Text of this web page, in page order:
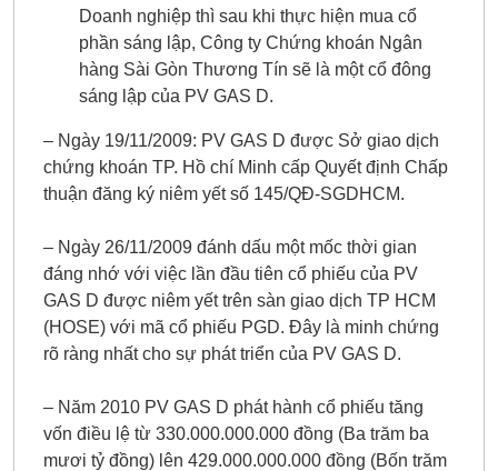
Doanh nghiệp thì sau khi thực hiện mua cổ
phần sáng lập, Công ty Chứng khoán Ngân
hàng Sài Gòn Thương Tín sẽ là một cổ đông
sáng lập của PV GAS D.
– Ngày 19/11/2009: PV GAS D được Sở giao dịch
chứng khoán TP. Hồ chí Minh cấp Quyết định Chấp
thuận đăng ký niêm yết số 145/QĐ-SGDHCM.
– Ngày 26/11/2009 đánh dấu một mốc thời gian
đáng nhớ với việc lần đầu tiên cổ phiếu của PV
GAS D được niêm yết trên sàn giao dịch TP HCM
(HOSE) với mã cổ phiếu PGD. Đây là minh chứng
rõ ràng nhất cho sự phát triển của PV GAS D.
– Năm 2010 PV GAS D phát hành cổ phiếu tăng
vốn điều lệ từ 330.000.000.000 đồng (Ba trăm ba
mươi tỷ đồng) lên 429.000.000.000 đồng (Bốn trăm